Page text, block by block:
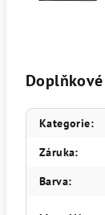
Kategorie:
Záruka:
Barva: